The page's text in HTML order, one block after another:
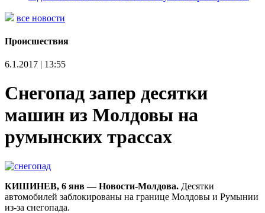
все новости
Происшествия
6.1.2017 | 13:55
Снегопад запер десятки
машин из Молдовы на
румынских трассах
КИШИНЕВ, 6 янв — Новости-Молдова. Десятки
автомобилей заблокированы на границе Молдовы и Румынии
из-за снегопада.